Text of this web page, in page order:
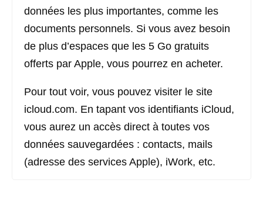
données les plus importantes, comme les
documents personnels. Si vous avez besoin
de plus d’espaces que les 5 Go gratuits
offerts par Apple, vous pourrez en acheter.
Pour tout voir, vous pouvez visiter le site
icloud.com. En tapant vos identifiants iCloud,
vous aurez un accès direct à toutes vos
données sauvegardées : contacts, mails
(adresse des services Apple), iWork, etc.